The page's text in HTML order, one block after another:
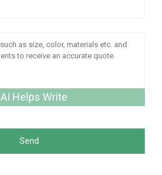
AI Helps Write
Send